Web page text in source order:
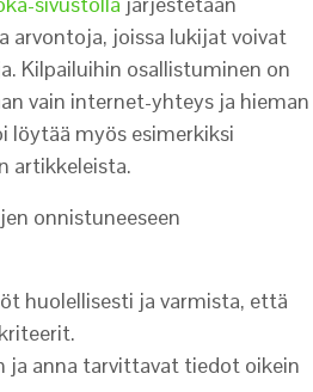
arvontoja, joissa lukijat voivat
Kilpailuihin osallistuminen on
vain internet-yhteys ja hieman
löytää myös esimerkiksi
artikkeleista.
onnistuneeseen
huolellisesti ja varmista, että
ja anna tarvittavat tiedot oikein